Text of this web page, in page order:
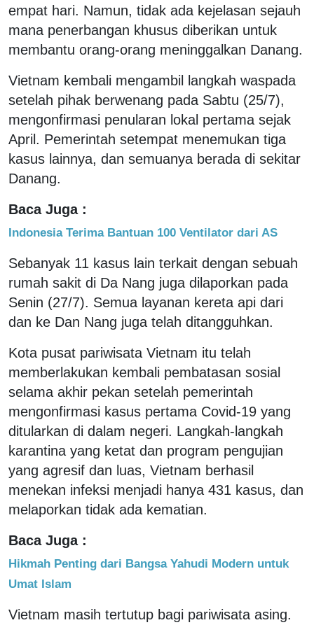
empat hari. Namun, tidak ada kejelasan sejauh
mana penerbangan khusus diberikan untuk
membantu orang-orang meninggalkan Danang.
Vietnam kembali mengambil langkah waspada
setelah pihak berwenang pada Sabtu (25/7),
mengonfirmasi penularan lokal pertama sejak
April. Pemerintah setempat menemukan tiga
kasus lainnya, dan semuanya berada di sekitar
Danang.
Baca Juga :
Indonesia Terima Bantuan 100 Ventilator dari AS
Sebanyak 11 kasus lain terkait dengan sebuah
rumah sakit di Da Nang juga dilaporkan pada
Senin (27/7). Semua layanan kereta api dari
dan ke Dan Nang juga telah ditangguhkan.
Kota pusat pariwisata Vietnam itu telah
memberlakukan kembali pembatasan sosial
selama akhir pekan setelah pemerintah
mengonfirmasi kasus pertama Covid-19 yang
ditularkan di dalam negeri. Langkah-langkah
karantina yang ketat dan program pengujian
yang agresif dan luas, Vietnam berhasil
menekan infeksi menjadi hanya 431 kasus, dan
melaporkan tidak ada kematian.
Baca Juga :
Hikmah Penting dari Bangsa Yahudi Modern untuk
Umat Islam
Vietnam masih tertutup bagi pariwisata asing.